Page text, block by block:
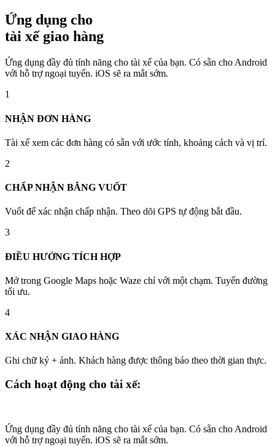
Ứng dụng cho
tài xế giao hàng
Ứng dụng đầy đủ tính năng cho tài xế của bạn. Có sẵn cho Android
với hỗ trợ ngoại tuyến. iOS sẽ ra mắt sớm.
1
NHẬN ĐƠN HÀNG
Tài xế xem các đơn hàng có sẵn với ước tính, khoảng cách và vị trí.
2
CHẤP NHẬN BẰNG VUỐT
Vuốt để xác nhận chấp nhận. Theo dõi GPS tự động bắt đầu.
3
ĐIỀU HƯỚNG TÍCH HỢP
Mở trong Google Maps hoặc Waze chỉ với một chạm. Tuyến đường
tối ưu.
4
XÁC NHẬN GIAO HÀNG
Ghi chữ ký + ảnh. Khách hàng được thông báo theo thời gian thực.
Cách hoạt động cho tài xế:
Ứng dụng đầy đủ tính năng cho tài xế của bạn. Có sẵn cho Android
với hỗ trợ ngoại tuyến. iOS sẽ ra mắt sớm.